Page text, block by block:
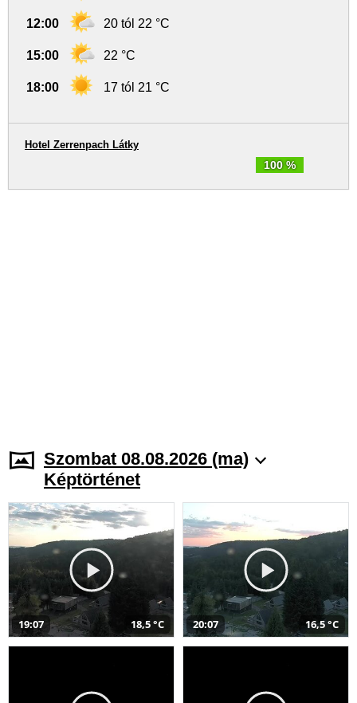
12:00 20 tól 22 °C
15:00 22 °C
18:00 17 tól 21 °C
100 %
Hotel Zerrenpach Látky
Szombat 08.08.2026 (ma)
Képtörténet
19:07 18,5 °C 20:07 16,5 °C